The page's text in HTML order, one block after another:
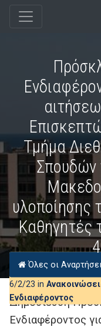
Τμήμα
Σπουδών
υλοποίησης
Καθηγητές
Όλες οι
6/2/23 in
Ενδιαφέροντος
Δημοσίευση
Ενδιαφέροντος